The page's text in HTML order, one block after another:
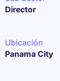
Director
Ubicación
Panama City